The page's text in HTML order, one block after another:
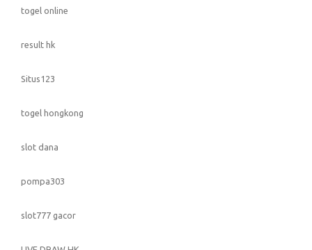
togel online
result hk
Situs123
togel hongkong
slot dana
pompa303
slot777 gacor